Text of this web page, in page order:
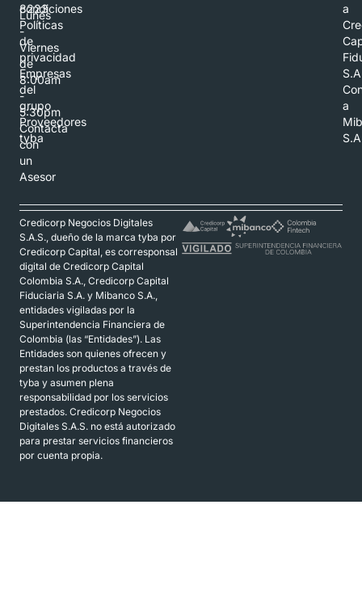
8223
Lunes
-
Viernes
de
8:00am
-
5:30pm
Contacta
con
un
Asesor
condiciones
Políticas
de
privacidad
Empresas
del
grupo
Proveedores
tyba
a
a
Credicorp Negocios Digitales
S.A.S., dueño de la marca tyba por
Credicorp Capital, es corresponsal
digital de Credicorp Capital
Colombia S.A., Credicorp Capital
Fiduciaria S.A. y Mibanco S.A.,
entidades vigiladas por la
Superintendencia Financiera de
Colombia (las “Entidades”). Las
Entidades son quienes ofrecen y
prestan los productos a través de
tyba y asumen plena
responsabilidad por los servicios
prestados. Credicorp Negocios
Digitales S.A.S. no está autorizado
para prestar servicios financieros
por cuenta propia.